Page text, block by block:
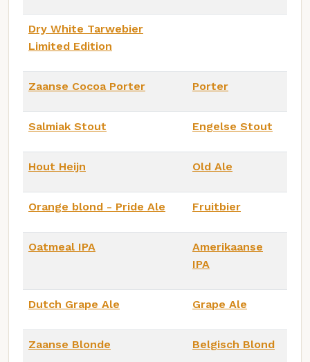
Dry White Tarwebier
Limited Edition
Zaanse Cocoa Porter Porter
Salmiak Stout Engelse Stout
Hout Heijn Old Ale
Orange blond - Pride Ale Fruitbier
Oatmeal IPA
Amerikaanse
IPA
Dutch Grape Ale Grape Ale
Zaanse Blonde Belgisch Blond